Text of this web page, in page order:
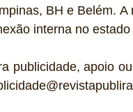
BH e Belém.
interna no
publicidade, apoio